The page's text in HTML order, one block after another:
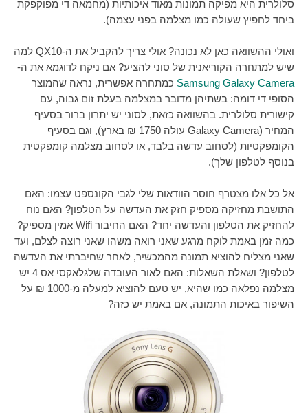
סלולרית היא מפיקה תמונות מאוד איכותיות (מחמאה די מפוקפקת
ביחד לחפיץ שעולה כמו מצלמה בפני עצמה).
ואולי ההשוואה כאן לא נכונה? אולי צריך להקביל את ה-QX10 למה
שיש למתחרה הקוריאנית של סוני להציע? אם ניקח לדוגמא את ה-
Samsung Galaxy Camera כמתחרה אפשרית, נראה שהמוצר
הסופי די דומה: בשתיהן מדובר במצלמה בעלת זום גבוה, עם
קישורית סלולרית. בהשוואה כזאת, לסוני יש יתרון ברור בסעיף
המחיר (Galaxy Camera
עולה 1750 ₪ בארץ), וגם בסעיף
הקומפקטיות (לסחוב עדשה בלבד, או לסחוב מצלמה קומפקטית
בנוסף לטלפון שלך).
אל כל אלו מצטרף חוסר הוודאות שלי לגבי הקונספט עצמו: האם
התושבת מחזיקה מספיק חזק את העדשה על הטלפון? האם נוח
להחזיק את הטלפון והעדשה יחד? האם החיבור Wifi אמין מספיק?
כמה זמן באמת לוקח מרגע שאני רואה משהו שאני רוצה לצלם, ועד
שאני מצליח להוציא תמונה מהמכשיר, לאחר שחיברתי את העדשה
לטלפון? ושאלת השאלות: האם לאור העובדה שלגלאקסי אס 4 יש
מצלמה נפלאה כמו שהיא, יש טעם להוציא למעלה מ-1000 ₪ על
השיפור באיכות התמונה, אם באמת יש כזה?